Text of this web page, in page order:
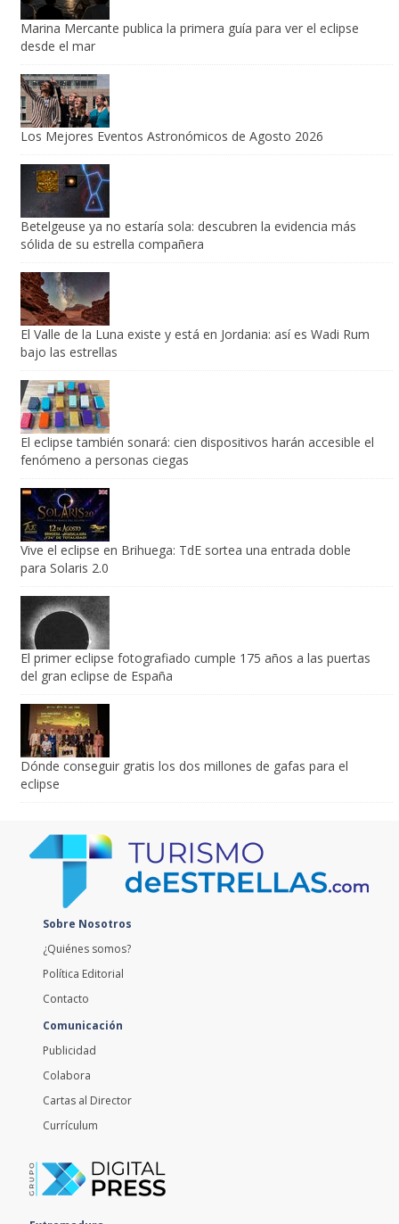
Marina Mercante publica la primera guía para ver el eclipse
desde el mar
Los Mejores Eventos Astronómicos de Agosto 2026
Betelgeuse ya no estaría sola: descubren la evidencia más
sólida de su estrella compañera
El Valle de la Luna existe y está en Jordania: así es Wadi Rum
bajo las estrellas
El eclipse también sonará: cien dispositivos harán accesible el
fenómeno a personas ciegas
Vive el eclipse en Brihuega: TdE sortea una entrada doble
para Solaris 2.0
El primer eclipse fotografiado cumple 175 años a las puertas
del gran eclipse de España
Dónde conseguir gratis los dos millones de gafas para el
eclipse
Sobre Nosotros
¿Quiénes somos?
Política Editorial
Contacto
Comunicación
Publicidad
Colabora
Cartas al Director
Currículum